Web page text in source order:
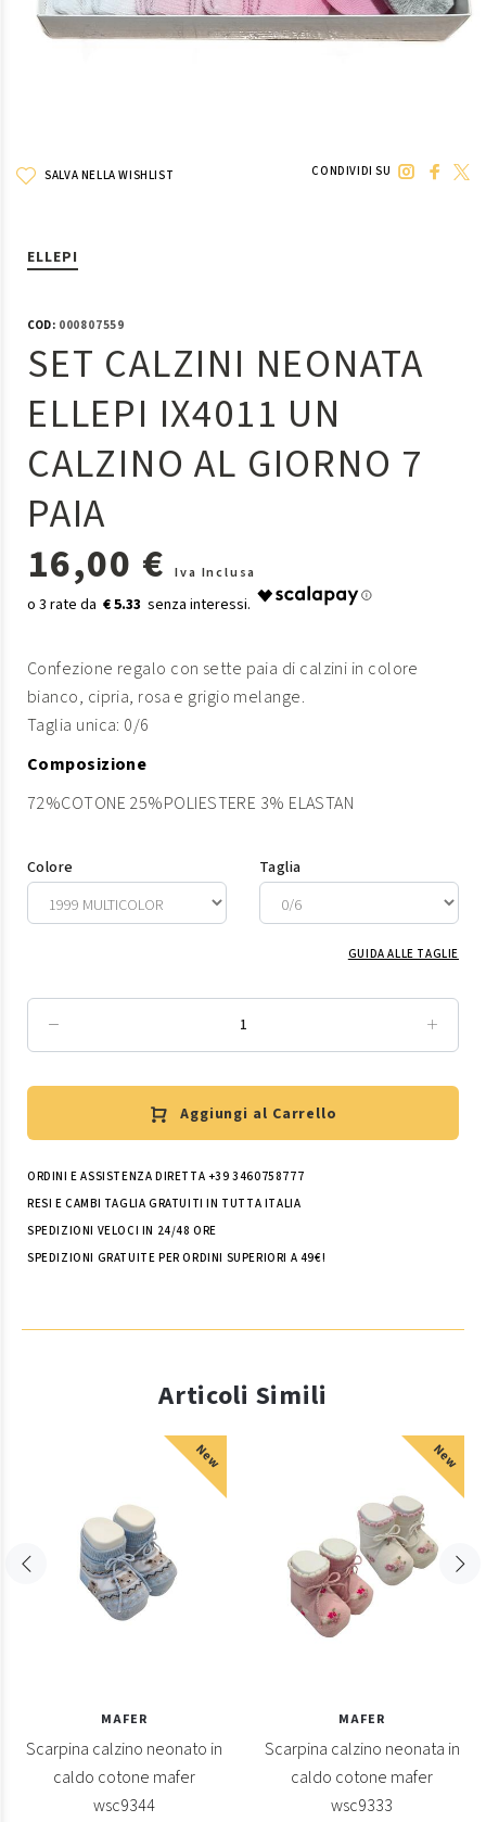
SALVA NELLA WISHLIST CONDIVIDI SU
ELLEPI
COD:000807559
SET CALZINI NEONATA
ELLEPI IX4011 UN
CALZINO AL GIORNO 7
PAIA
16,00 €
Iva Inclusa
€ 5.33
Confezione regalo con sette paia di calzini in colore
bianco, cipria, rosa e grigio melange.
Taglia unica: 0/6
Composizione
72%COTONE 25%POLIESTERE 3% ELASTAN
Colore Taglia
GUIDA ALLE TAGLIE
Aggiungi al Carrello
ORDINI E ASSISTENZA DIRETTA +39 3460758777
RESI E CAMBI TAGLIA GRATUITI IN TUTTA ITALIA
SPEDIZIONI VELOCI IN 24/48 ORE
SPEDIZIONI GRATUITE PER ORDINI SUPERIORI A 49€!
Articoli Simili
New
MAFER
Scarpina calzino neonato in
caldo cotone mafer
wsc9344
New
MAFER
Scarpina calzino neonata in
caldo cotone mafer
wsc9333